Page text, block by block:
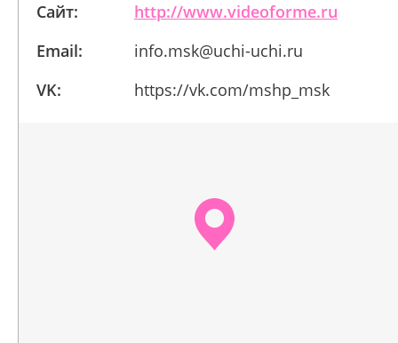
Сайт:
http://www.videoforme.ru
Email:
info.msk@uchi-uchi.ru
VK:
https://vk.com/mshp_msk